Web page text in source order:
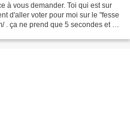
à vous demander. Toi qui est sur
d'aller voter pour moi sur le "fesse
. ça ne prend que 5 secondes et il